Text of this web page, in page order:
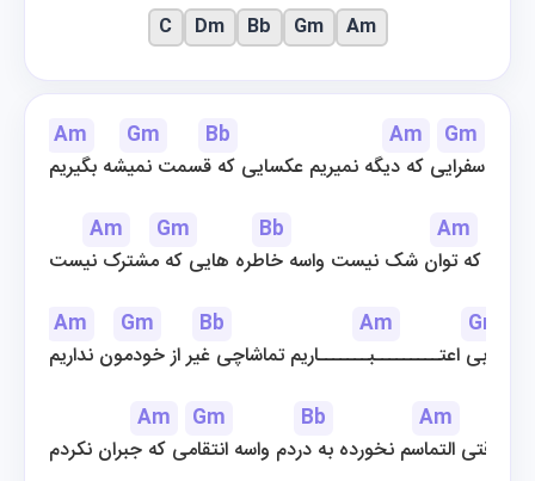
Am Gm Bb Am
Gm
واسه سفرایی که دیگه نمیریم عکسایی که قسمت نمیشه بگیریم
Am
Gm Bb
Am
که توان شک نیست واسه خاطره هایی که مشترک نیست
Am
Gm Bb Am
Gm
بی اعتـــــــــبـــــــاریم تماشاچی غیر از خودمون نداریم
Am
Gm Bb
Am
وقتی التماسم نخورده به دردم واسه انتقامی که جبران نکردم
Am
Gm
Bb
Dm
C